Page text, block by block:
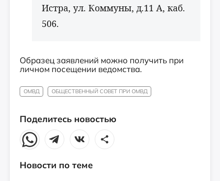
Истра, ул. Коммуны, д.11 А, каб.
506.
Образец заявлений можно получить при
личном посещении ведомства.
ОМВД ОБЩЕСТВЕННЫЙ СОВЕТ ПРИ ОМВД
Поделитесь новостью
Новости по теме